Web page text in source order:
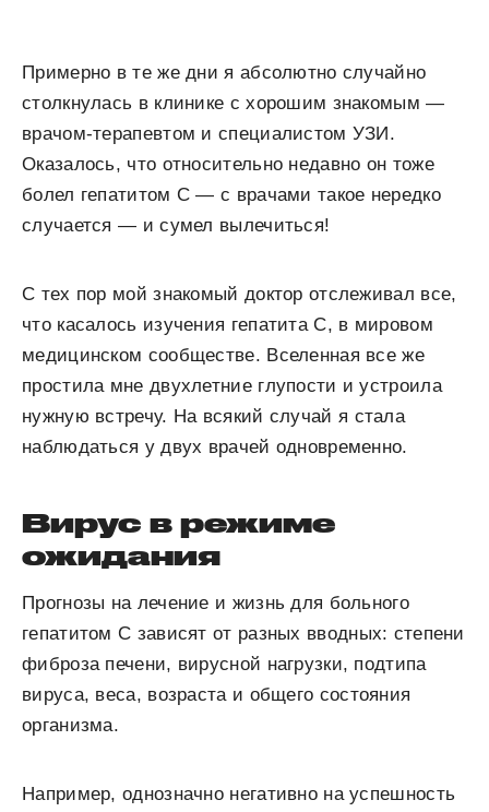
Примерно в те же дни я абсолютно случайно
столкнулась в клинике с хорошим знакомым —
врачом-терапевтом и специалистом УЗИ.
Оказалось, что относительно недавно он тоже
болел гепатитом С — с врачами такое нередко
случается — и сумел вылечиться!
С тех пор мой знакомый доктор отслеживал все,
что касалось изучения гепатита С, в мировом
медицинском сообществе. Вселенная все же
простила мне двухлетние глупости и устроила
нужную встречу. На всякий случай я стала
наблюдаться у двух врачей одновременно.
Вирус в режиме
ожидания
Прогнозы на лечение и жизнь для больного
гепатитом С зависят от разных вводных: степени
фиброза печени, вирусной нагрузки, подтипа
вируса, веса, возраста и общего состояния
организма.
Например, однозначно негативно на успешность